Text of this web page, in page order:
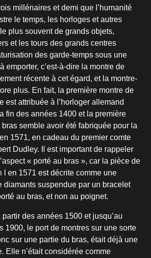
millénaires et demi que l’humanité
le temps, les horloges et autres
plus souvent de grands objets,
et les tours des grands centres
des garde-temps sous une
emporter, c’est-à-dire la montre de
récente à cet égard, et la montre-
plus. En fait, la première montre de
est attribuée à l’horloger allemand
fin des années 1400 et la première
semble avoir été fabriquée pour la
1571, en cadeau du premier comte
Dudley. Il est important de rappeler
« porté au bras », car la pièce de
I en 1571 est décrite comme une
diamants suspendue par un bracelet
au bras, et non au poignet.
partir des années 1500 et jusqu’au
1900, le port de montres sur une sorte
sur une partie du bras, était déjà une
Elle n’était considérée comme